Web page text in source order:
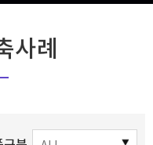
사례